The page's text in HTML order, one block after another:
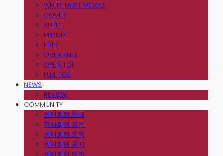
WHITE LABEL MIDDLE
COVER
ANKLE
MIDDLE
KNEE
OVER KNEE
OPEN TOE
FULL TOE
NEWS
REVIEW
COMMUNITY
센터회원 안내
강사회원 등록
센터회원 등록
센터회원 공지
센터회원 발주